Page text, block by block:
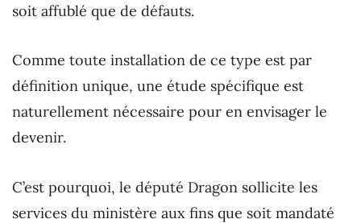
soit affublé que de défauts.
Comme toute installation de ce type est par
définition unique, une étude spécifique est
naturellement nécessaire pour en envisager le
devenir.
C’est pourquoi, le député Dragon sollicite les
services du ministère aux fins que soit mandaté